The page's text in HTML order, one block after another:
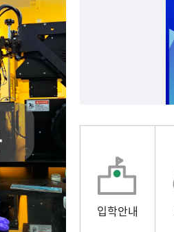
입학안내